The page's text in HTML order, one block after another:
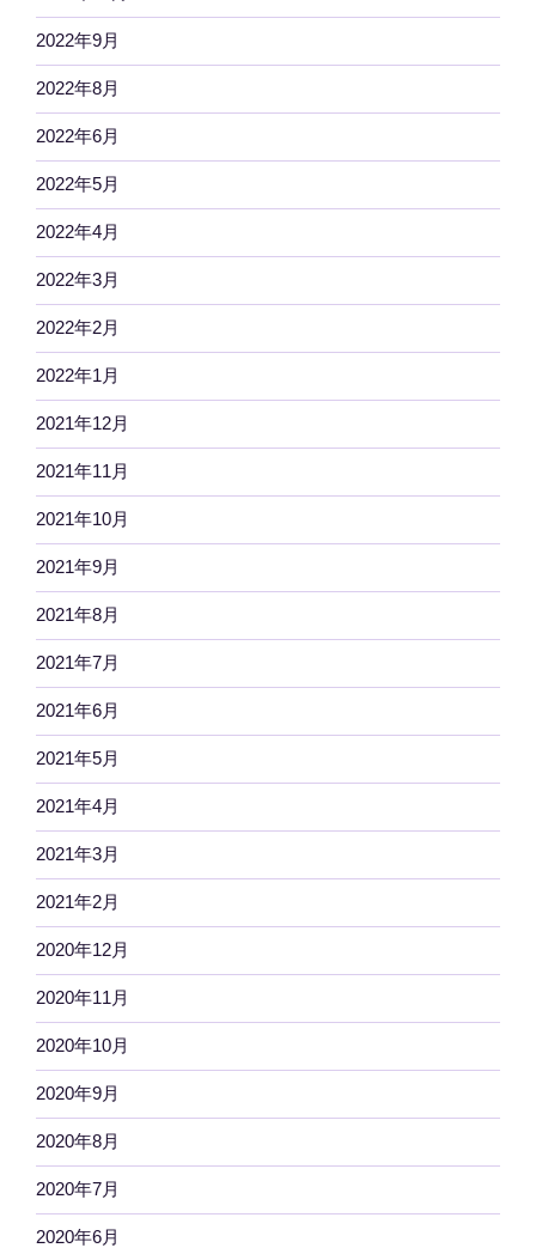
2022年9月
2022年8月
2022年6月
2022年5月
2022年4月
2022年3月
2022年2月
2022年1月
2021年12月
2021年11月
2021年10月
2021年9月
2021年8月
2021年7月
2021年6月
2021年5月
2021年4月
2021年3月
2021年2月
2020年12月
2020年11月
2020年10月
2020年9月
2020年8月
2020年7月
2020年6月